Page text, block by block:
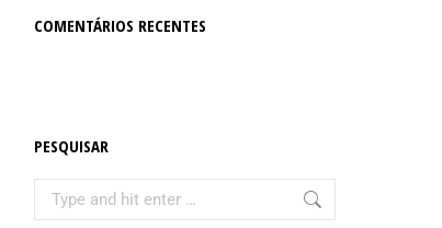
COMENTÁRIOS RECENTES
PESQUISAR